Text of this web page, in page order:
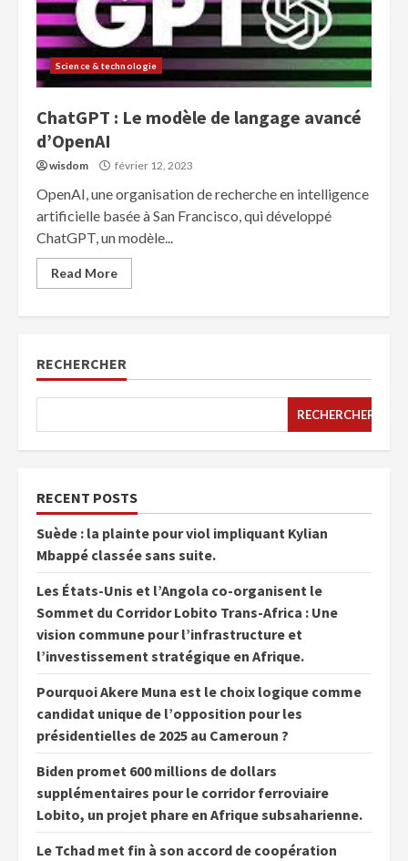
Science & technologie
ChatGPT : Le modèle de langage avancé
d’OpenAI
wisdom février 12, 2023
OpenAI, une organisation de recherche en intelligence
artificielle basée à San Francisco, qui développé
ChatGPT, un modèle...
Read More
RECHERCHER
RECHERCHER
RECENT POSTS
Suède : la plainte pour viol impliquant Kylian
Mbappé classée sans suite.
Les États-Unis et l’Angola co-organisent le
Sommet du Corridor Lobito Trans-Africa : Une
vision commune pour l’infrastructure et
l’investissement stratégique en Afrique.
Pourquoi Akere Muna est le choix logique comme
candidat unique de l’opposition pour les
présidentielles de 2025 au Cameroun ?
Biden promet 600 millions de dollars
supplémentaires pour le corridor ferroviaire
Lobito, un projet phare en Afrique subsaharienne.
Le Tchad met fin à son accord de coopération